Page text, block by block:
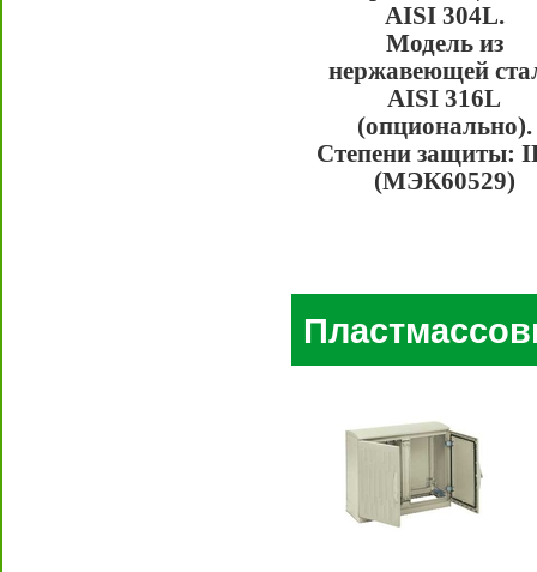
AISI 304L.
Модель из
нержавеющей
AISI 316L
(опционально).
Степени защиты:
(МЭК60529)